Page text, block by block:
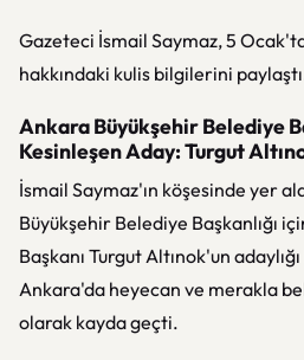
Gazeteci İsmail Saymaz, 5
hakkındaki kulis bilgilerini
Ankara Büyükşehir Belediye
Kesinleşen Aday: Turgut
İsmail Saymaz'ın köşesinde yer
Büyükşehir Belediye Başkanlığı
Başkanı Turgut Altınok'un
Ankara'da heyecan ve merakla
olarak kayda geçti.